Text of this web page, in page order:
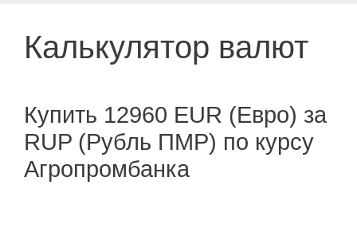
Калькулятор валют
Купить 12960 EUR (Евро) за
RUP (Рубль ПМР) по курсу
Агропромбанка